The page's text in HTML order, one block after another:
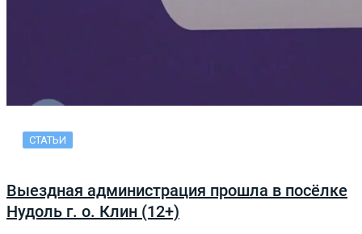
СТАТЬИ
Выездная администрация прошла в посёлке
Нудоль г. о. Клин (12+)